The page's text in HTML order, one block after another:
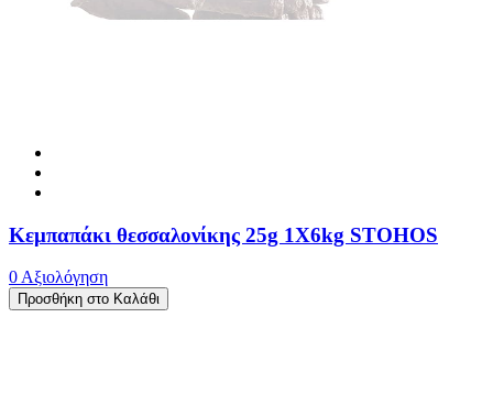
Κεμπαπάκι θεσσαλονίκης 25g 1X6kg STOHOS
0 Αξιολόγηση
Προσθήκη στο Καλάθι